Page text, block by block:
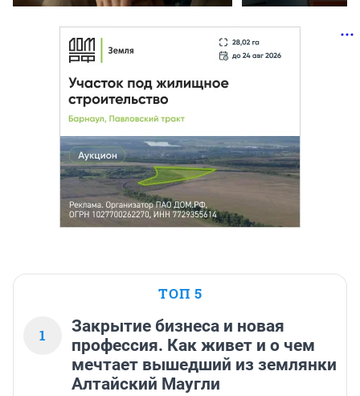
ТОП 5
1
Закрытие бизнеса и новая
профессия. Как живет и о чем
мечтает вышедший из землянки
Алтайский Маугли